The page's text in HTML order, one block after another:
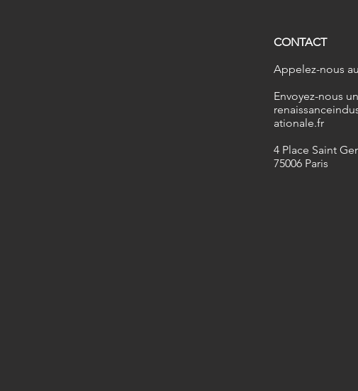
CONTACT
Appelez-nous
​Envoyez-nous
ationale.fr
4 Place Saint
75006 Paris